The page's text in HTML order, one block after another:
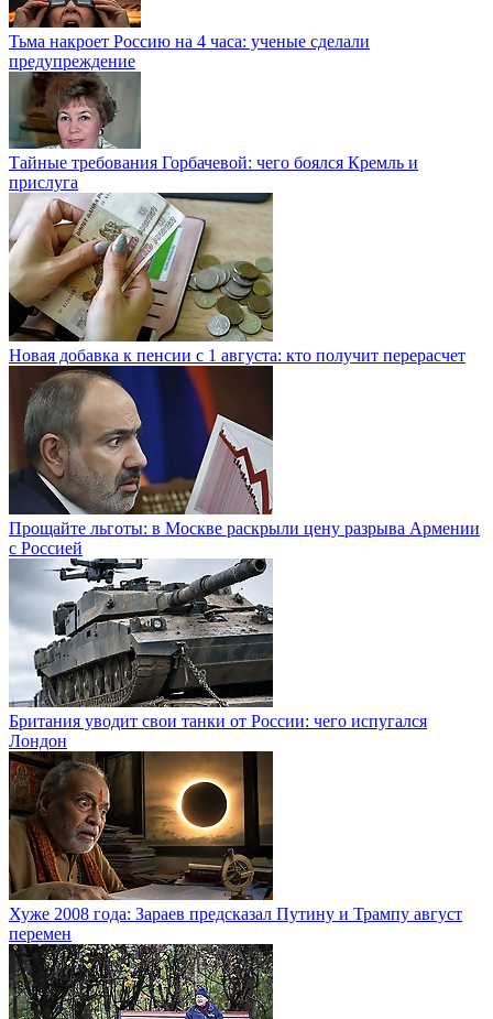
Тьма накроет Россию на 4 часа: ученые сделали
предупреждение
Тайные требования Горбачевой: чего боялся Кремль и
прислуга
Новая добавка к пенсии с 1 августа: кто получит перерасчет
Прощайте льготы: в Москве раскрыли цену разрыва Армении
с Россией
Британия уводит свои танки от России: чего испугался
Лондон
Хуже 2008 года: Зараев предсказал Путину и Трампу август
перемен